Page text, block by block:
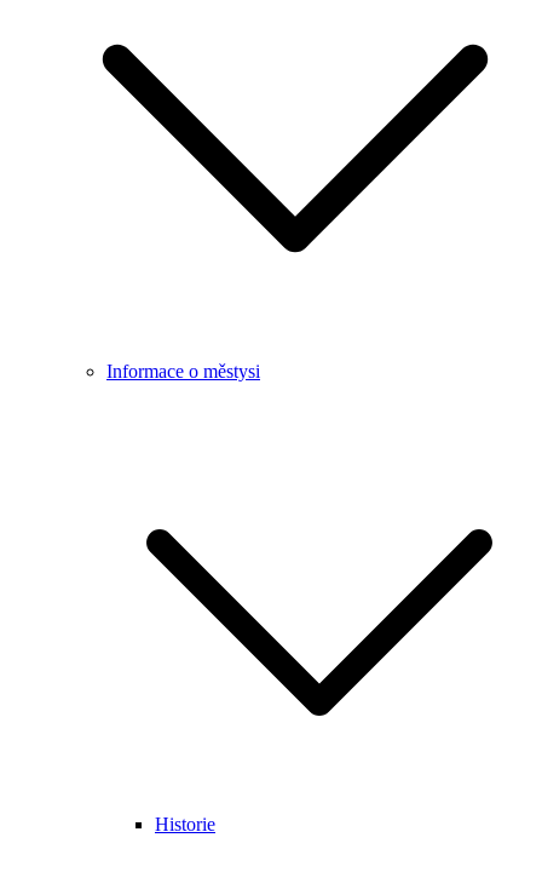
Informace o městysi
Historie